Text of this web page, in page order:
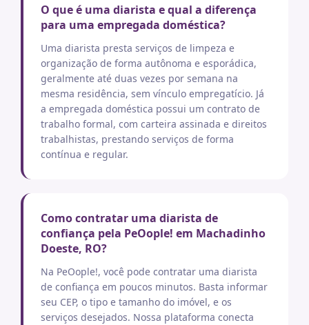
O que é uma diarista e qual a diferença
para uma empregada doméstica?
Uma diarista presta serviços de limpeza e
organização de forma autônoma e esporádica,
geralmente até duas vezes por semana na
mesma residência, sem vínculo empregatício. Já
a empregada doméstica possui um contrato de
trabalho formal, com carteira assinada e direitos
trabalhistas, prestando serviços de forma
contínua e regular.
Como contratar uma diarista de
confiança pela PeOople! em Machadinho
Doeste, RO?
Na PeOople!, você pode contratar uma diarista
de confiança em poucos minutos. Basta informar
seu CEP, o tipo e tamanho do imóvel, e os
serviços desejados. Nossa plataforma conecta